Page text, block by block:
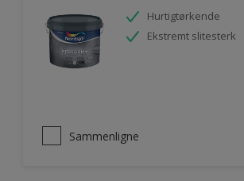
Hurtigtørkende
Ekstremt slitesterk
Sammenligne